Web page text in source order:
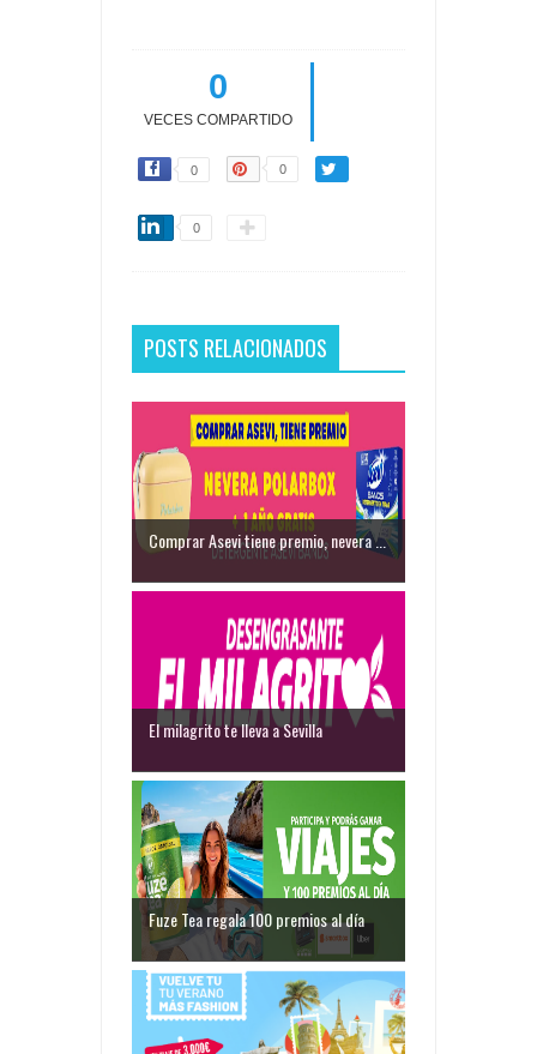
0
VECES COMPARTIDO
0 0
0
POSTS RELACIONADOS
Comprar Asevi tiene premio, nevera ...
El milagrito te lleva a Sevilla
Fuze Tea regala 100 premios al día